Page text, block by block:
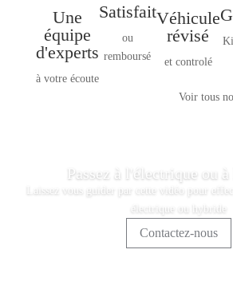
Une
équipe
d'experts
à votre écoute
Satisfait
ou
remboursé
Véhicule
révisé
et controlé
Voir tous
Passez à l'électrique ou
Laissez vous guider par cette vidéo pour
électrique ou hybride
Contactez-nous